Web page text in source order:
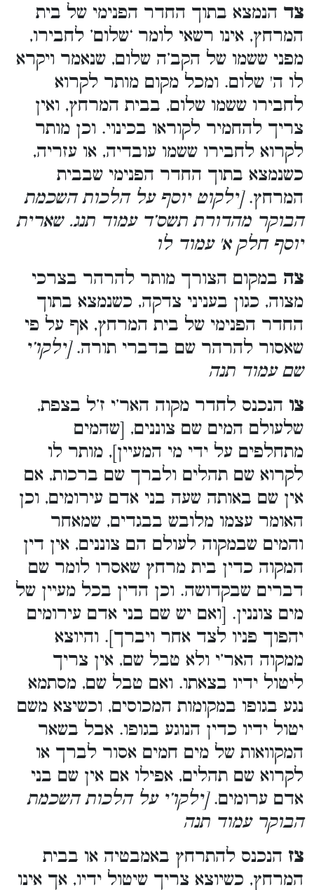
צד הנמצא בתוך החדר הפנימי של בית
המרחץ, אינו רשאי לומר ‘שלום’ לחבירו,
מפני ששמו של הקב’ה שלום, שנאמר ויקרא
לו ה' שלום. ומכל מקום מותר לקרוא
לחבירו ששמו שלום, בבית המרחץ, ואין
צריך להחמיר לקוראו בכינוי. וכן מותר
לקרוא לחבירו ששמו עובדיה, או עזריה,
כשנמצא בתוך החדר הפנימי שבבית
המרחץ.[ילקוט יוסף על הלכות השכמת
הבוקר מהדורת תשס’ד עמוד תנג. שארית
יוסף חלק א' עמוד לו
צה במקום הצורך מותר להרהר בצרכי
מצוה, כגון בעניני צדקה, כשנמצא בתוך
החדר הפנימי של בית המרחץ, אף על פי
שאסור להרהר שם בדברי תורה.[ילקו’י
שם עמוד תנה
צו הנכנס לחדר מקוה האר’י ז’ל בצפת,
שלעולם המים שם צוננים, [שהמים
מתחלפים על ידי מי המעיין], מותר לו
לקרוא שם תהלים ולברך שם ברכות, אם
אין שם באותה שעה בני אדם עירומים, וכן
האומר עצמו מלובש בבגדים, שמאחר
והמים שבמקוה לעולם הם צוננים, אין דין
המקוה כדין בית מרחץ שאסרו לומר שם
דברים שבקדושה. וכן הדין בכל מעיין של
מים צוננין. [ואם יש שם בני אדם עירומים
יהפוך פניו לצד אחר ויברך]. והיוצא
ממקוה האר’י ולא טבל שם, אין צריך
ליטול ידיו בצאתו. ואם טבל שם, מסתמא
נגע בגופו במקומות המכוסים, וכשיצא משם
יטול ידיו כדין הנוגע בגופו. אבל בשאר
המקוואות של מים חמים אסור לברך או
לקרוא שם תהלים, אפילו אם אין שם בני
אדם ערומים.[ילקו’י על הלכות השכמת
הבוקר עמוד תנה
צז הנכנס להתרחץ באמבטיה או בבית
המרחץ, כשיוצא צריך שיטול ידיו, אך אינו